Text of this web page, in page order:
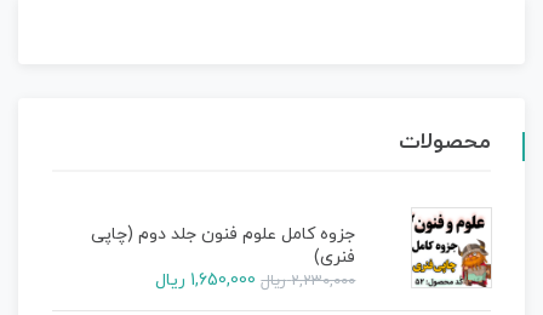
محصولات
جزوه کامل علوم فنون جلد دوم (چاپی
فنری)
2,230,000 ریال 1,650,000 ریال